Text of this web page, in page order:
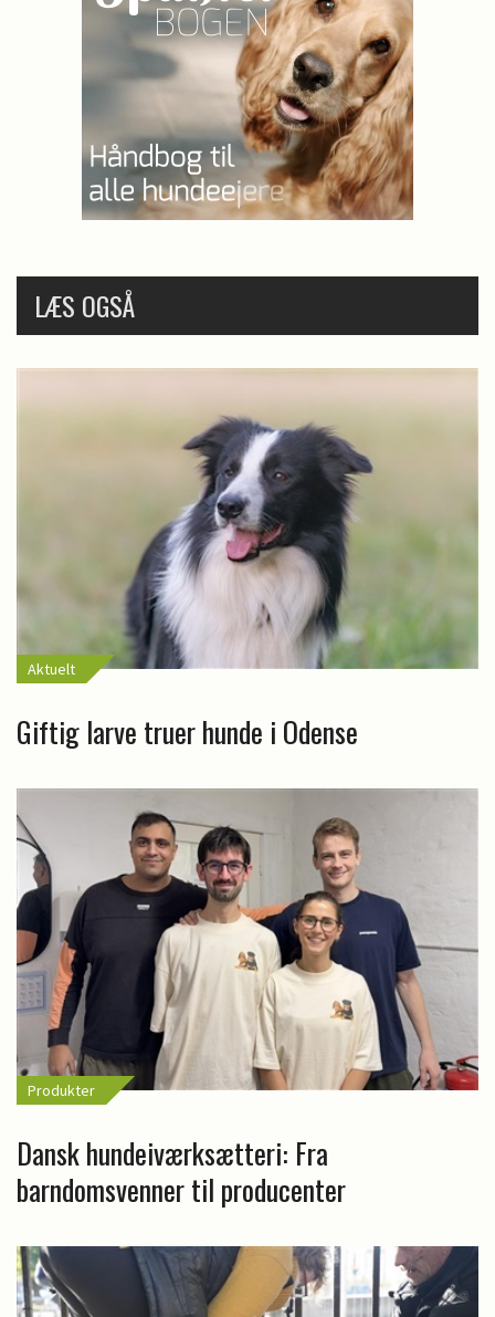
LÆS OGSÅ
Aktuelt
Giftig larve truer hunde i Odense
Produkter
Dansk hundeiværksætteri: Fra
barndomsvenner til producenter